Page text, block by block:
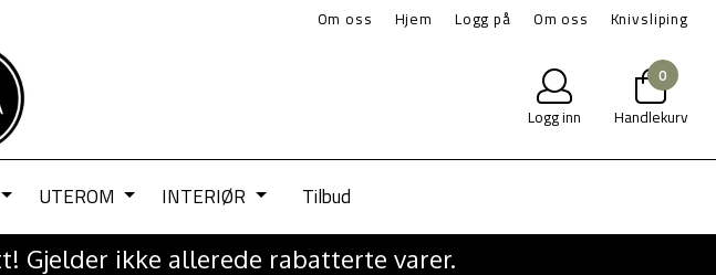
Om oss Hjem Logg på Om oss Knivsliping
Logg inn
0
Handlekurv
UTEROM INTERIØR Tilbud
Gjelder ikke allerede rabatterte varer.